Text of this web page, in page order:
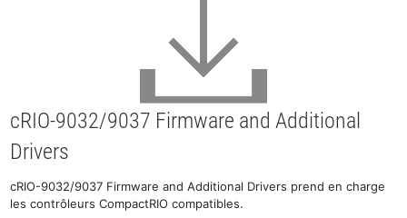
cRIO-9032/9037 Firmware and Additional
Drivers
cRIO-9032/9037 Firmware and Additional Drivers prend en charge
les contrôleurs CompactRIO compatibles.